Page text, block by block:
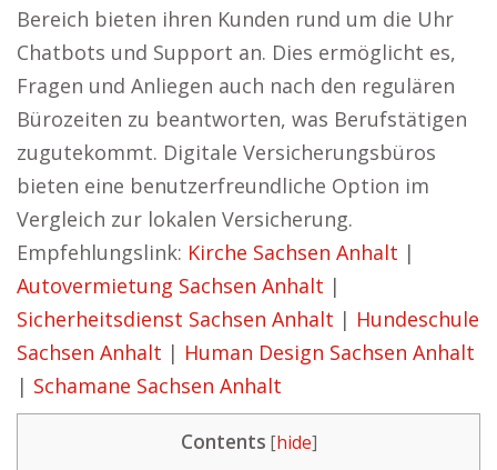
Bereich bieten ihren Kunden rund um die Uhr
Chatbots und Support an. Dies ermöglicht es,
Fragen und Anliegen auch nach den regulären
Bürozeiten zu beantworten, was Berufstätigen
zugutekommt. Digitale Versicherungsbüros
bieten eine benutzerfreundliche Option im
Vergleich zur lokalen Versicherung.
Empfehlungslink: Kirche Sachsen Anhalt |
Autovermietung Sachsen Anhalt |
Sicherheitsdienst Sachsen Anhalt | Hundeschule
Sachsen Anhalt | Human Design Sachsen Anhalt
| Schamane Sachsen Anhalt
Contents [hide]